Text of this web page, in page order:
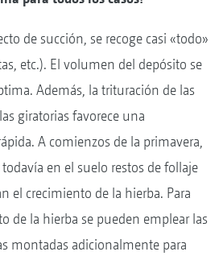
de succión, se recoge casi «todo»
etc.). El volumen del depósito se
Además, la trituración de las
giratorias favorece una
A comienzos de la primavera,
en el suelo restos de follaje
el crecimiento de la hierba. Para
de la hierba se pueden emplear las
montadas adicionalmente para